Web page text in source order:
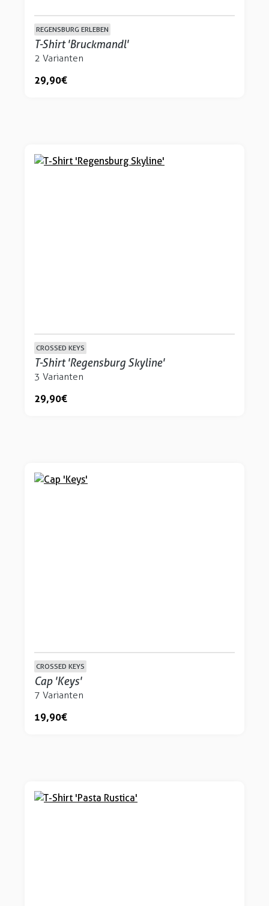
REGENSBURG ERLEBEN
T-Shirt 'Bruckmandl'
2 Varianten
29,90 €
CROSSED KEYS
T-Shirt 'Regensburg Skyline'
3 Varianten
29,90 €
CROSSED KEYS
Cap 'Keys'
7 Varianten
19,90 €